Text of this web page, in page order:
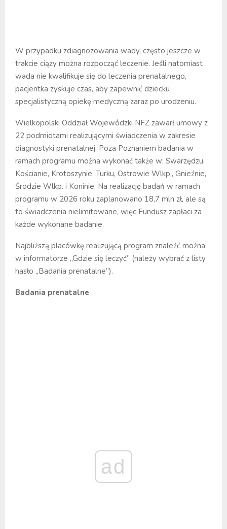
W przypadku zdiagnozowania wady, często jeszcze w
trakcie ciąży można rozpocząć leczenie. Jeśli natomiast
wada nie kwalifikuje się do leczenia prenatalnego,
pacjentka zyskuje czas, aby zapewnić dziecku
specjalistyczną opiekę medyczną zaraz po urodzeniu.
Wielkopolski Oddział Wojewódzki NFZ zawarł umowy z
22 podmiotami realizującymi świadczenia w zakresie
diagnostyki prenatalnej. Poza Poznaniem badania w
ramach programu można wykonać także w: Swarzędzu,
Kościanie, Krotoszynie, Turku, Ostrowie Wlkp., Gnieźnie,
Środzie Wlkp. i Koninie. Na realizację badań w ramach
programu w 2026 roku zaplanowano 18,7 mln zł, ale są
to świadczenia nielimitowane, więc Fundusz zapłaci za
każde wykonane badanie.
Najbliższą placówkę realizującą program znaleźć można
w informatorze „Gdzie się leczyć” (należy wybrać z listy
hasło „Badania prenatalne”).
Badania prenatalne
ad